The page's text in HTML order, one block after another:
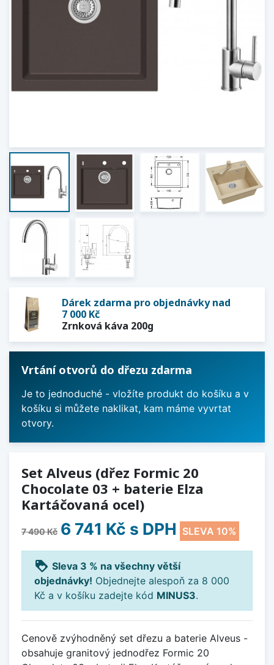
Dárek zdarma pro objednávky nad
7 000 Kč
Zrnková káva 200g
Vrtání otvorů do dřezu zdarma
Je to jednoduché - vložíte produkt do košíku a v
košíku si můžete naklikat, kam máme vyvrtat
otvory.
Set Alveus (dřez Formic 20
Chocolate 03 + baterie Elza
Kartáčovaná ocel)
7 490 Kč 6 741 Kč s DPH SLEVA 10%
loyalty Sleva 3 % na všechny větší
objednávky! Objednejte alespoň za 8 000
Kč a v košíku zadejte kód MINUS3.
Cenově zvýhodněný set dřezu a baterie Alveus -
obsahuje granitový jednodřez Formic 20